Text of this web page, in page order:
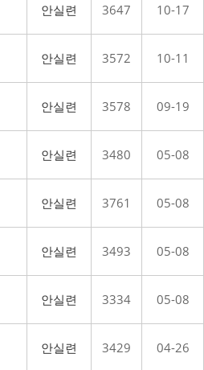
안실련 3647 10-17
안실련 3572 10-11
안실련 3578 09-19
안실련 3480 05-08
안실련 3761 05-08
안실련 3493 05-08
안실련 3334 05-08
안실련 3429 04-26